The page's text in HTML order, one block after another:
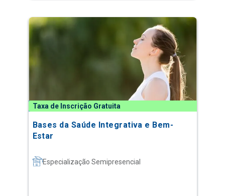
Taxa de Inscrição Gratuita
Bases da Saúde Integrativa e Bem-
Estar
Especialização Semipresencial